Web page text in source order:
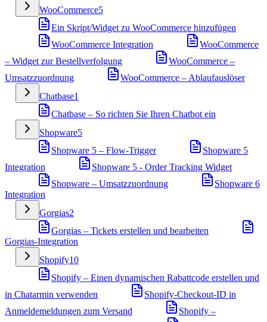
WooCommerce5
Ein Skript/Widget zu WooCommerce hinzufügen
WooCommerce Integration
WooCommerce
– Widget zur Bestellverfolgung
WooCommerce –
Umsatzzuordnung
WooCommerce – Ablaufauslöser
Chatbase1
Chatbase – So richten Sie Ihren Chatbot ein
Shopware5
Shopware 5 – Flow-Trigger
Shopware 5
Integration
Shopware 5 - Order Tracking Widget
Shopware – Umsatzzuordnung
Shopware 6
Integration
Gorgias2
Gorgias – Tickets erstellen und bearbeiten
Gorgias-Integration
Shopify10
Shopify – Einen dynamischen Rabattcode erstellen und
in Chatarmin verwenden
Shopify-Checkout-ID in
Anmeldemeldungen zum Versand
Shopify –